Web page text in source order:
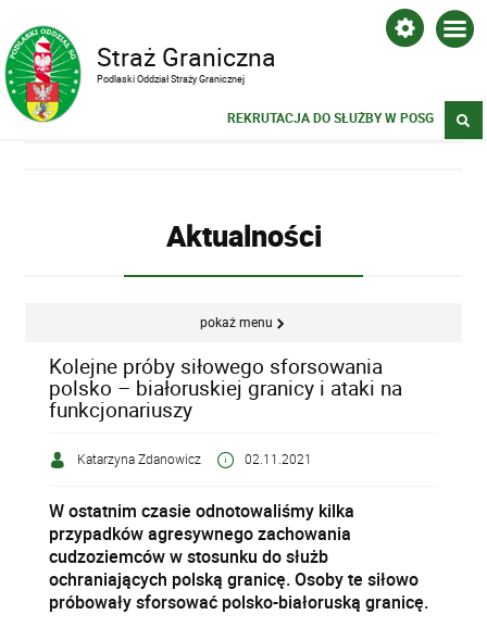
Straż Graniczna
Podlaski Oddział Straży Granicznej
REKRUTACJA DO SŁUŻBY W POSG
Aktualności
pokaż menu
Kolejne próby siłowego sforsowania
polsko – białoruskiej granicy i ataki na
funkcjonariuszy
Katarzyna Zdanowicz 02.11.2021
W ostatnim czasie odnotowaliśmy kilka
przypadków agresywnego zachowania
cudzoziemców w stosunku do służb
ochraniających polską granicę. Osoby te siłowo
próbowały sforsować polsko-białoruską granicę.